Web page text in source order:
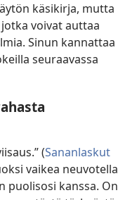
käsikirja, mutta
voivat auttaa
Sinun kannattaa
seuraavassa
(Sananlaskut
vaikea neuvotella
puolisosi kanssa. On